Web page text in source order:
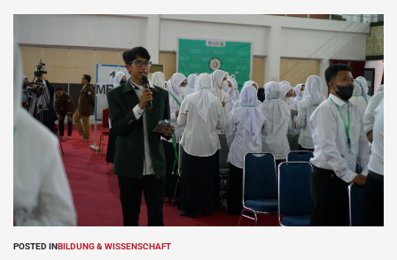
POSTED INBILDUNG & WISSENSCHAFT